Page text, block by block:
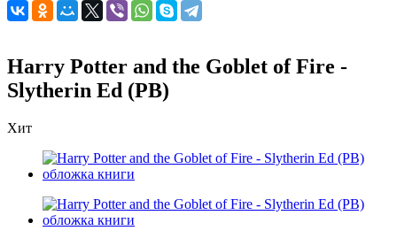
Harry Potter and the Goblet of Fire -
Slytherin Ed (PB)
Хит